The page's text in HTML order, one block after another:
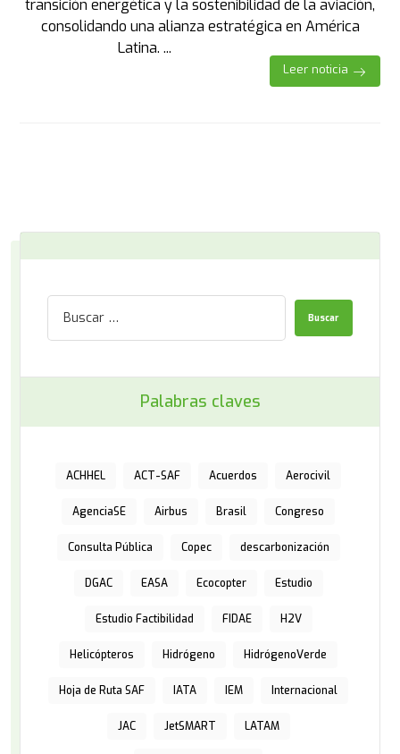
transición energética y la sostenibilidad de la aviación,
consolidando una alianza estratégica en América
Latina. ...
Leer noticia
Palabras claves
ACHHEL ACT-SAF Acuerdos Aerocivil
AgenciaSE Airbus Brasil Congreso
Consulta Pública Copec descarbonización
DGAC EASA Ecocopter Estudio
Estudio Factibilidad FIDAE H2V
Helicópteros Hidrógeno HidrógenoVerde
Hoja de Ruta SAF IATA IEM Internacional
JAC JetSMART LATAM